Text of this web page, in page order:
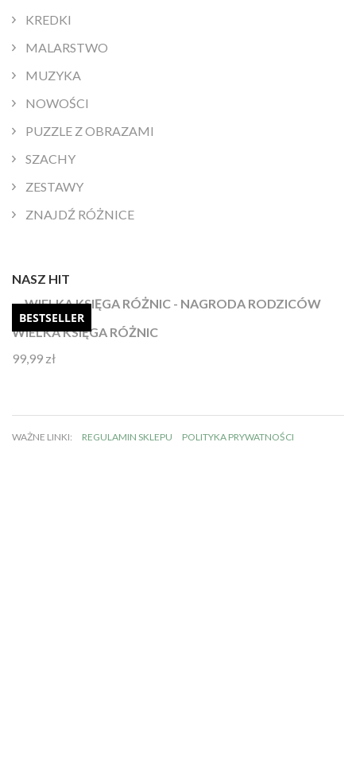
KREDKI
MALARSTWO
MUZYKA
NOWOŚCI
PUZZLE Z OBRAZAMI
SZACHY
ZESTAWY
ZNAJDŹ RÓŻNICE
NASZ HIT
BESTSELLER
WIELKA KSIĘGA RÓŻNIC
Oceniono
99,99 zł
WAŻNE LINKI: REGULAMIN SKLEPU POLITYKA PRYWATNOŚCI